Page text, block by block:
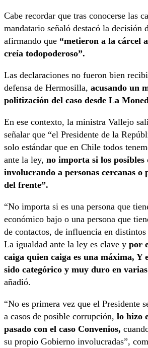
Cabe recordar que tras conocerse las
mandatario señaló destacó la decisión
afirmando que “metieron a la cárcel
creía todopoderoso”.
Las declaraciones no fueron bien
defensa de Hermosilla, acusando un
politización del caso desde La
En ese contexto, la ministra Vallejo
señalar que “el Presidente de la
solo estándar que en Chile todos
ante la ley, no importa si los posibles
involucrando a personas cercanas o
del frente”.
“No importa si es una persona que
económico bajo o una persona que
de contactos, de influencia en distintos
La igualdad ante la ley es clave y por
caiga quien caiga es una máxima, Y
sido categórico y muy duro en
añadió.
“No es primera vez que el Presidente
a casos de posible corrupción, lo hizo
pasado con el caso Convenios,
su propio Gobierno involucradas”,